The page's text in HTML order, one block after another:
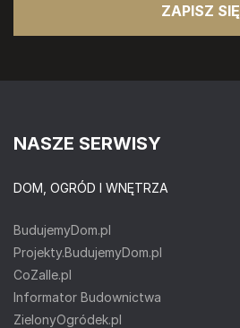
ZAPISZ SIĘ
NASZE SERWISY
DOM, OGRÓD I WNĘTRZA
BudujemyDom.pl
Projekty.BudujemyDom.pl
CoZaIle.pl
Informator Budownictwa
ZielonyOgródek.pl